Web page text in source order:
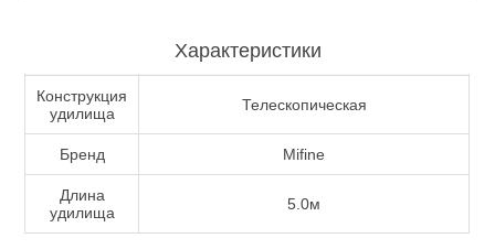
Характеристики
Конструкция
удилища
Телескопическая
Бренд Mifine
Длина
удилища
5.0м